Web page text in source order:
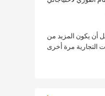
أن يكون المزيد من